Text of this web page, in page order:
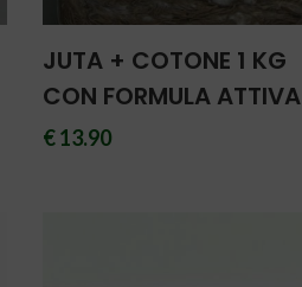
JUTA + COTONE 1 KG
CON FORMULA ATTIVA
€ 13.90